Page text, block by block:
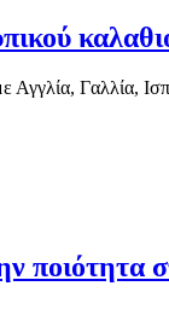
Γαλλία,
ποιότητα